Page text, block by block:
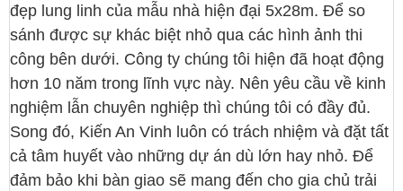
đẹp lung linh của mẫu nhà hiện đại 5x28m. Để so
sánh được sự khác biệt nhỏ qua các hình ảnh thi
công bên dưới. Công ty chúng tôi hiện đã hoạt động
hơn 10 năm trong lĩnh vực này. Nên yêu cầu về kinh
nghiệm lẫn chuyên nghiệp thì chúng tôi có đầy đủ.
Song đó, Kiến An Vinh luôn có trách nhiệm và đặt tất
cả tâm huyết vào những dự án dù lớn hay nhỏ. Để
đảm bảo khi bàn giao sẽ mang đến cho gia chủ trải